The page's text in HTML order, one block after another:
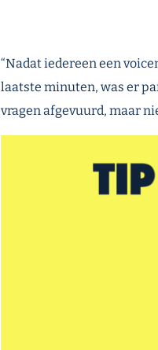
“Nadat iedereen een
laatste minuten, was er
vragen afgevuurd, maar